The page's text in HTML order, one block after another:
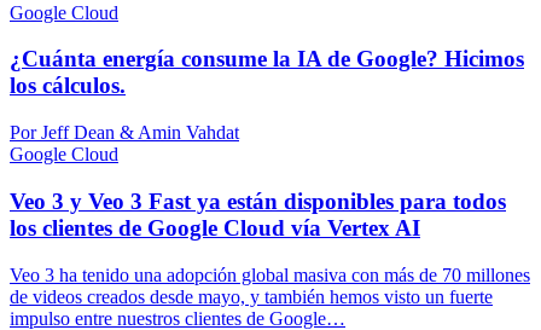
Google Cloud
¿Cuánta energía consume la IA de Google? Hicimos
los cálculos.
Por Jeff Dean & Amin Vahdat
Google Cloud
Veo 3 y Veo 3 Fast ya están disponibles para todos
los clientes de Google Cloud vía Vertex AI
Veo 3 ha tenido una adopción global masiva con más de 70 millones
de videos creados desde mayo, y también hemos visto un fuerte
impulso entre nuestros clientes de Google…